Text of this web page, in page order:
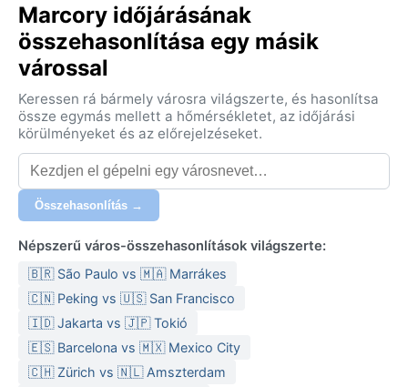
Marcory időjárásának
összehasonlítása egy másik
várossal
Keressen rá bármely városra világszerte, és hasonlítsa
össze egymás mellett a hőmérsékletet, az időjárási
körülményeket és az előrejelzéseket.
Összehasonlítás →
Népszerű város-összehasonlítások világszerte:
🇧🇷 São Paulo vs 🇲🇦 Marrákes
🇨🇳 Peking vs 🇺🇸 San Francisco
🇮🇩 Jakarta vs 🇯🇵 Tokió
🇪🇸 Barcelona vs 🇲🇽 Mexico City
🇨🇭 Zürich vs 🇳🇱 Amszterdam